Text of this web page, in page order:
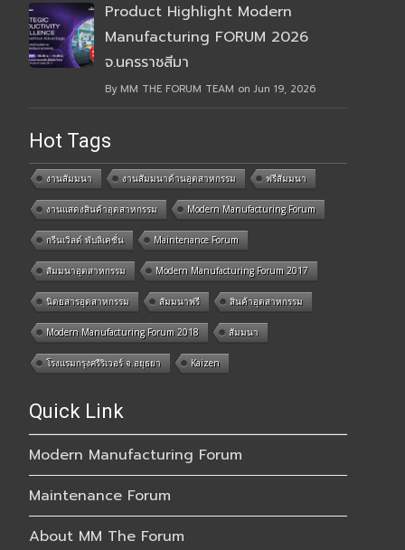
Product Highlight Modern
Manufacturing FORUM 2026
จ.นครราชสีมา
By MM THE FORUM TEAM on Jun 19, 2026
Hot Tags
งานสัมมนา งานสัมมนาด้านอุตสาหกรรม ฟรีสัมมนา
งานแสดงสินค้าอุตสาหกรรม Modern Manufacturing Forum
กรีนเวิลด์ พับลิเคชั่น Maintenance Forum
สัมมนาอุตสาหกรรม Modern Manufacturing Forum 2017
นิตยสารอุตสาหกรรม สัมมนาฟรี สินค้าอุตสาหกรรม
Modern Manufacturing Forum 2018 สัมมนา
โรงแรมกรุงศรีริเวอร์ จ.อยุธยา Kaizen
Quick Link
Modern Manufacturing Forum
Maintenance Forum
About MM The Forum